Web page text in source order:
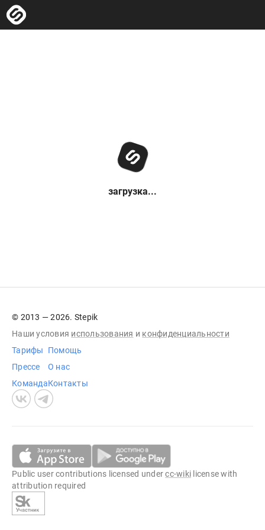
загрузка...
© 2013 — 2026. Stepik
Наши условия использования и конфиденциальности
Тарифы
Прессе
Команда
Помощь
О нас
Контакты
Public user contributions licensed undercc-wiki license with
attribution required